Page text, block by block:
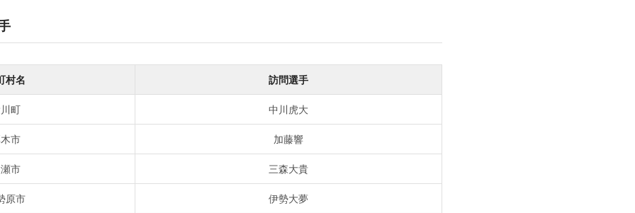
村名 訪問選手
町 中川虎大
市 加藤響
市 三森大貴
原市 伊勢大夢